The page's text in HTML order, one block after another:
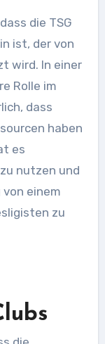
die TSG
ist, der von
wird. In einer
Rolle im
dass
haben
es
nutzen und
einem
zu